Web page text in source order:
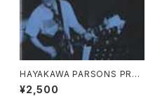
HAYAKAWA PARSONS PRO
JECT​ / DREAM'Y
¥2,500